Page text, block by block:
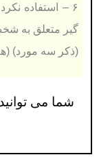
۶ – استفاده
گیر متعلق به
(ذكر سه مورد) (هر